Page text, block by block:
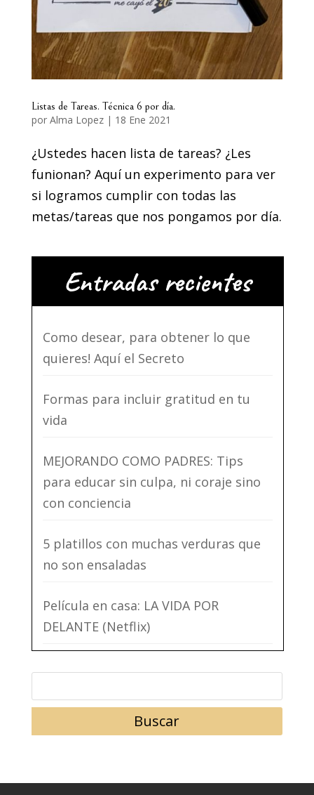
Listas de Tareas. Técnica 6 por día.
por Alma Lopez| 18 Ene 2021
¿Ustedes hacen lista de tareas? ¿Les
funionan? Aquí un experimento para ver
si logramos cumplir con todas las
metas/tareas que nos pongamos por día.
Entradas recientes
Como desear, para obtener lo que
quieres! Aquí el Secreto
Formas para incluir gratitud en tu
vida
MEJORANDO COMO PADRES: Tips
para educar sin culpa, ni coraje sino
con conciencia
5 platillos con muchas verduras que
no son ensaladas
Película en casa: LA VIDA POR
DELANTE (Netflix)